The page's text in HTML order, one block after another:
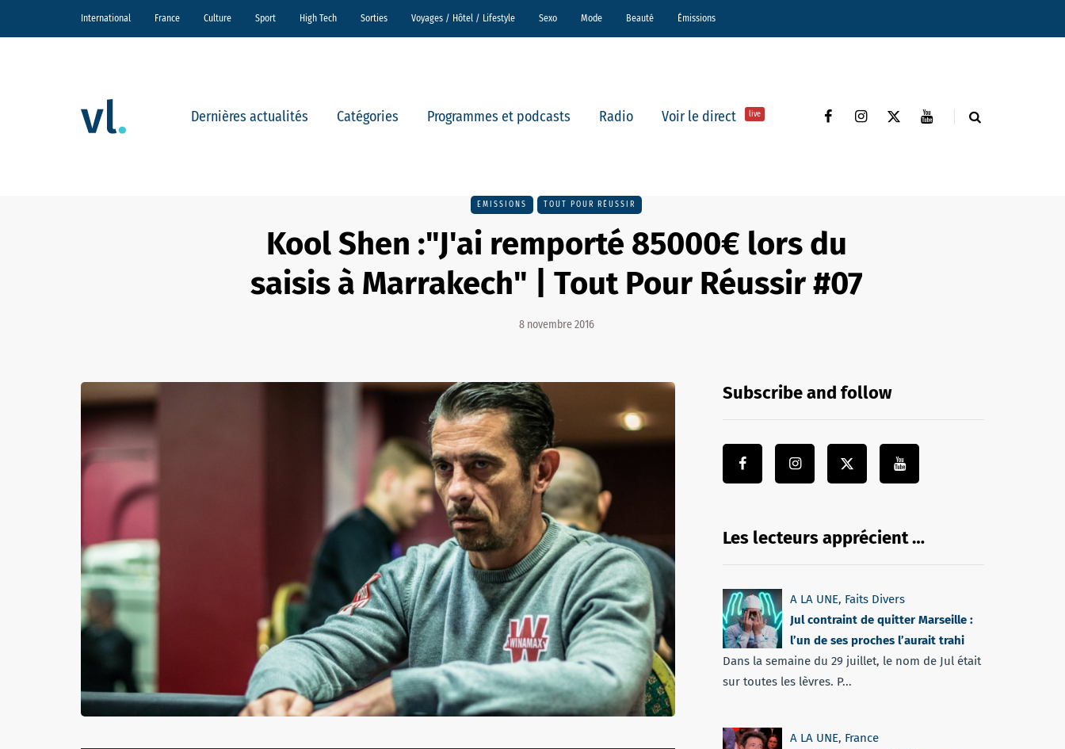
International France Culture Sport High Tech Sorties Voyages / Hôtel / Lifestyle Sexo Mode Beauté Émissions
Dernières actualités Catégories Programmes et podcasts Radio Voir le direct live
EMISSIONS TOUT POUR RÉUSSIR
Kool Shen :"J'ai remporté 85000€ lors du
saisis à Marrakech" | Tout Pour Réussir #07
8 novembre 2016
Subscribe and follow
Les lecteurs apprécient …
A LA UNE, Faits Divers
Jul contraint de quitter Marseille :
l’un de ses proches l’aurait trahi
Dans la semaine du 29 juillet, le nom de Jul était
sur toutes les lèvres. P...
A LA UNE, France